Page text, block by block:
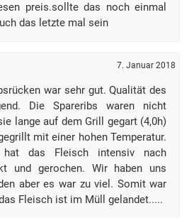
preis.sollte das noch einmal
das letzte mal sein
7. Januar 2018
war sehr gut. Qualität des
Die Spareribs waren nicht
lange auf dem Grill gegart (4,0h)
mit einer hohen Temperatur.
hat das Fleisch intensiv nach
und gerochen. Wir haben uns
aber es war zu viel. Somit war
Fleisch ist im Müll gelandet.....